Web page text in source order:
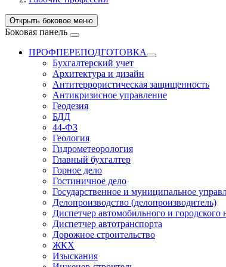
Открыть боковое меню
Боковая панель
ПРОФПЕРЕПОДГОТОВКА
Бухгалтерский учет
Архитектура и дизайн
Антитеррористическая защищенность
Антикризисное управление
Геодезия
БДД
44-ФЗ
Геология
Гидрометеорология
Главный бухгалтер
Горное дело
Гостиничное дело
Государственное и муниципальное
Делопроизводство (делопроизводитель)
Диспетчер автомобильного и городского
Диспетчер автотранспорта
Дорожное строительство
ЖКХ
Изыскания